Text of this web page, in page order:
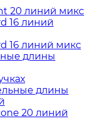
20 линий микс
16 линий
16 линий микс
длины
длины
20 линий